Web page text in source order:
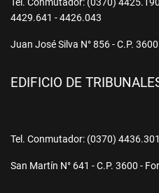
4429.641 - 4426.043
Juan José Silva N° 856 - C.P.
EDIFICIO DE
Tel. Conmutador: (0370)
San Martín N° 641 - C.P. 3600 -